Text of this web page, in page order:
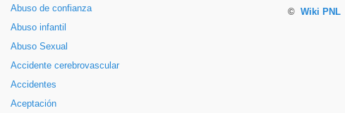
Abuso de confianza
Abuso infantil
Abuso Sexual
Accidente cerebrovascular
Accidentes
Aceptación
© Wiki PNL